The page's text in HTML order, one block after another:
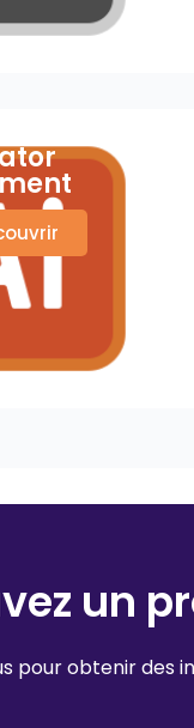
un
pour obtenir des